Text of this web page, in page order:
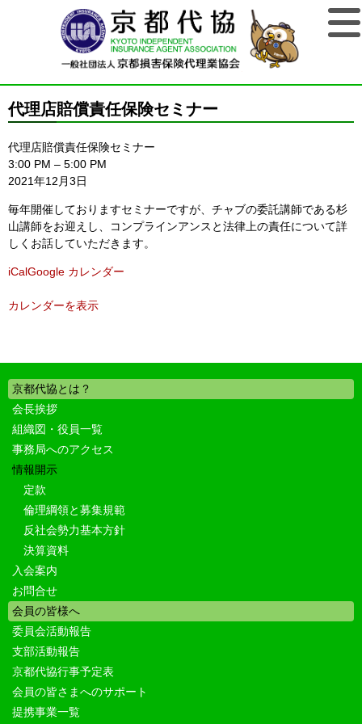
代理店賠償責任保険セミナー
代理店賠償責任保険セミナー
3:00 PM – 5:00 PM
2021年12月3日
毎年開催しておりますセミナーですが、チャブの委託講師である杉
山講師をお迎えし、コンプラインアンスと法律上の責任について詳
しくお話していただきます。
iCalGoogle カレンダー
カレンダーを表示
京都代協とは？
会長挨拶
組織図・役員一覧
事務局へのアクセス
情報開示
定款
倫理綱領と募集規範
反社会勢力基本方針
決算資料
入会案内
お問合せ
会員の皆様へ
委員会活動報告
支部活動報告
京都代協行事予定表
会員の皆さまへのサポート
提携事業一覧